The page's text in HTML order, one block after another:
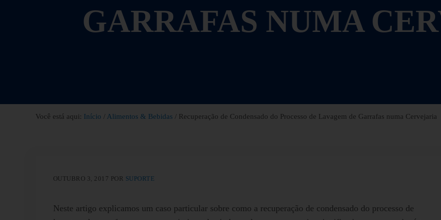
GARRAFAS NUMA
Você está aqui: Início / Alimentos & Bebidas / Recuperação de Condensado do Processo de Lavagem de Garrafas numa Cervejaria
OUTUBRO 3, 2017 POR SUPORTE
Neste artigo explicamos um caso particular sobre como a recuperação de condensado do processo de